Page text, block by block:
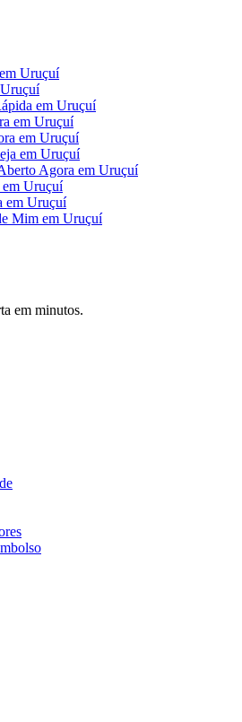
em Uruçuí
Uruçuí
em Uruçuí
em Uruçuí
em Uruçuí
em Uruçuí
Agora em Uruçuí
em Uruçuí
em Uruçuí
Mim em Uruçuí
em minutos.